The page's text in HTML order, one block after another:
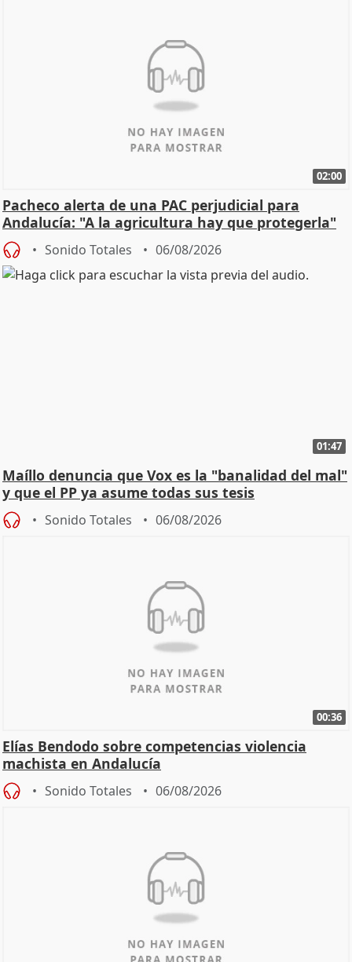
02:00
Pacheco alerta de una PAC perjudicial para
Andalucía: "A la agricultura hay que protegerla"
Sonido Totales 06/08/2026
01:47
Maíllo denuncia que Vox es la "banalidad del mal"
y que el PP ya asume todas sus tesis
Sonido Totales 06/08/2026
00:36
Elías Bendodo sobre competencias violencia
machista en Andalucía
Sonido Totales 06/08/2026